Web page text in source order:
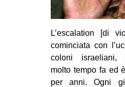
DIRITTO
L’escalation [di
cominciata con
coloni israeliani,
molto tempo fa ed
per anni. Ogni